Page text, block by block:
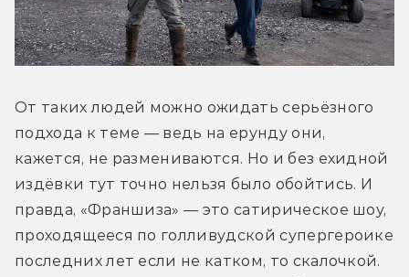
От таких людей можно ожидать серьёзного
подхода к теме — ведь на ерунду они,
кажется, не размениваются. Но и без ехидной
издёвки тут точно нельзя было обойтись. И
правда, «Франшиза» — это сатирическое шоу,
проходящееся по голливудской супергероике
последних лет если не катком, то скалочкой.